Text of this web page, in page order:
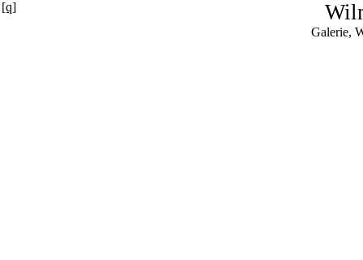
Galerie,
[q]